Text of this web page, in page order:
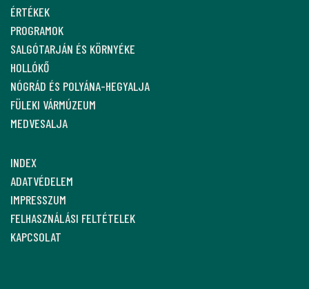
ÉRTÉKEK
PROGRAMOK
SALGÓTARJÁN ÉS KÖRNYÉKE
HOLLÓKŐ
NÓGRÁD ÉS POLYÁNA-HEGYALJA
FÜLEKI VÁRMÚZEUM
MEDVESALJA
INDEX
ADATVÉDELEM
IMPRESSZUM
FELHASZNÁLÁSI FELTÉTELEK
KAPCSOLAT